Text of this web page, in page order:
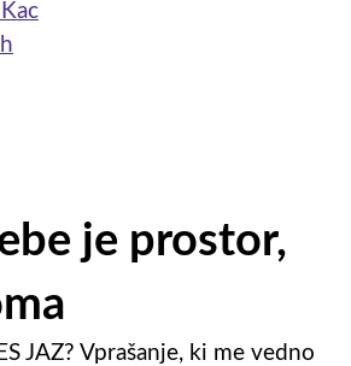
je prostor,
JAZ? Vprašanje, ki me vedno